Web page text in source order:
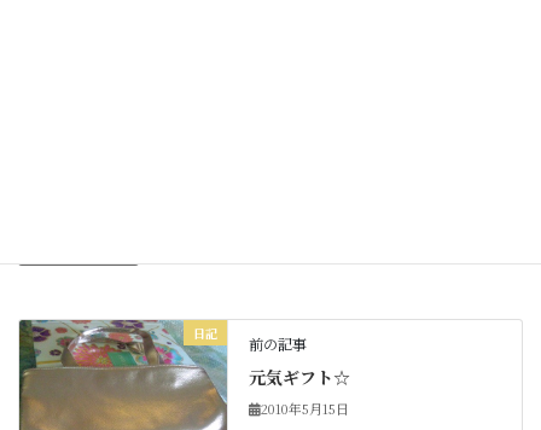
日記
前の記事
元気ギフト☆
2010年5月15日